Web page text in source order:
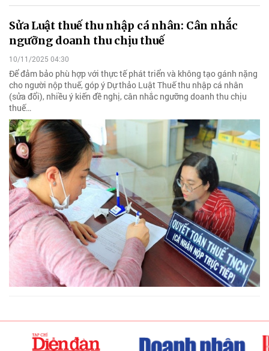
Sửa Luật thuế thu nhập cá nhân: Cân nhắc
ngưỡng doanh thu chịu thuế
10/11/2025 04:30
Để đảm bảo phù hợp với thực tế phát triển và không tạo gánh nặng
cho người nộp thuế, góp ý Dự thảo Luật Thuế thu nhập cá nhân
(sửa đổi), nhiều ý kiến đề nghị, cân nhắc ngưỡng doanh thu chịu
thuế…